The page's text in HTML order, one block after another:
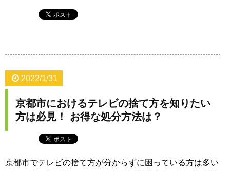
2022/1/31
京都市におけるテレビの捨て方を知りたい
方は必見！ お得な処分方法は？
京都市でテレビの捨て方が分からずに困っている方は多い